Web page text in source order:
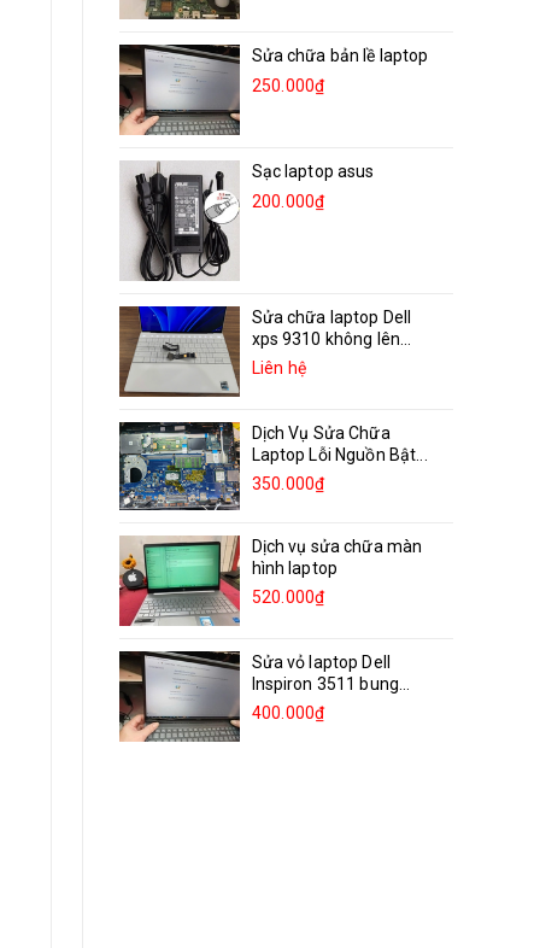
Sửa chữa bản lề laptop
250.000₫
Sạc laptop asus
200.000₫
Sửa chữa laptop Dell
xps 9310 không lên...
Liên hệ
Dịch Vụ Sửa Chữa
Laptop Lỗi Nguồn Bật...
350.000₫
Dịch vụ sửa chữa màn
hình laptop
520.000₫
Sửa vỏ laptop Dell
Inspiron 3511 bung
bản...
400.000₫